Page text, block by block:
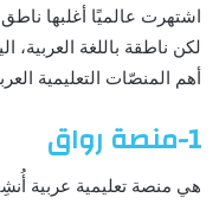
اشتهرت عالميًا أغلبها ناطق
لكن ناطقة باللغة العربية،
أهم المنصّات التعليمية
1-منصة رواق
هي منصة تعليمية عربية